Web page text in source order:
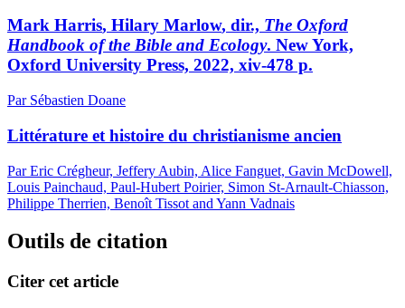
Mark Harris, Hilary Marlow, dir., The Oxford
Handbook of the Bible and Ecology. New York,
Oxford University Press, 2022, xiv-478 p.
Par Sébastien Doane
Littérature et histoire du christianisme ancien
Par Eric Crégheur, Jeffery Aubin, Alice Fanguet, Gavin McDowell,
Louis Painchaud, Paul-Hubert Poirier, Simon St-Arnault-Chiasson,
Philippe Therrien, Benoît Tissot and Yann Vadnais
Outils de citation
Citer cet article